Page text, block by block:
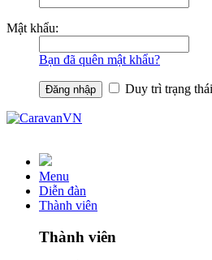
Mật khẩu:
Bạn đã quên mật khẩu?
Duy trì trạng
Menu
Diễn đàn
Thành viên
Thành viên